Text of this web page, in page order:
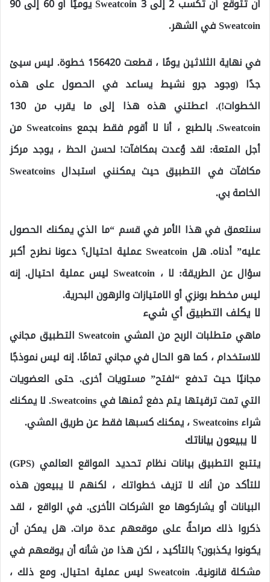
أن تتوقع أن تكسب 2 إلى 3 Sweatcoin يوميًا أو 60 إلى 90
Sweatcoin في الشهر.
في نهاية الثلاثين يومًا ، قطعت 156420 خطوة. ليس سيئ
جدًا (وجود جرو نشيط يساعد في الحصول على هذه
الخطوات!). اعطتني هذه هذا إلى ما يقرب من 130
Sweatcoin. بالطبع ، أنا لا أقوم فقط بجمع Sweatcoins من
أجل المتعة: لقد وُعدت بمكافآت! لحسن الحظ ، يوجد مركز
مكافآت في التطبيق حيث يمكنني استبدال Sweatcoins
الخاصة بي.
سنتعمق في هذا الأمر في قسم “ما الذي يمكنك الحصول
عليه” أدناه. هل Sweatcoin عملية احتيال؟ دعونا نطرح أكبر
سؤال عن الطريقة: لا ، Sweatcoin ليس عملية احتيال. إنه
ليس مخطط بونزي أو الامتيازات والرهون البحرية.
لا يكلف التطبيق أي شيء
ماهي متطلبات الربح من المشي Sweatcoin التطبيق مجاني
للاستخدام ، كما هو الحال في مجاني تمامًا. إنه ليس نموذجًا
مجانيًا حيث تدفع “لفتح” مستويات أخرى. حتى العضويات
التي تمت ترقيتها يتم دفع ثمنها في Sweatcoins. لا يمكنك
شراء Sweatcoins ، يمكنك كسبها فقط عن طريق المشي.
لا يبيعون بياناتك
يتتبع التطبيق بيانات نظام تحديد المواقع العالمي (GPS)
للتأكد من أنك لا تزيف خطواتك ، لكنهم لا يبيعون هذه
البيانات أو يشاركوها مع الشركات الأخرى. في الواقع ، لقد
ذكروا ذلك صراحةً على موقعهم عدة مرات. هل يمكن أن
يكونوا يكذبون؟ بالتأكيد ، لكن هذا من شأنه أن يوقعهم في
مشكلة قانونية. Sweatcoin ليس عملية احتيال. ومع ذلك ،